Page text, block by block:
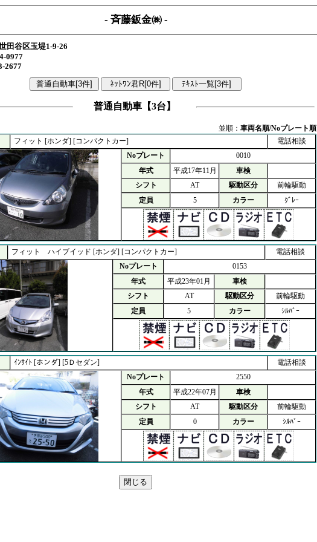
- 斉藤鈑金㈱ -
田谷区玉堤1-9-26
0977
2677
普通自動車【3台】
並順： 車両名順/Noプレート順
フィット [ホンダ] [コンパクトカー]
電話相談
Noプレート
0010
年式
平成17年11月
車検
シフト
AT 駆動区分
前輪駆動
定員
5 カラー ｸﾞﾚｰ
フィット ハイブイッド [ホンダ] [コンパクトカー]
電話相談
Noプレート
0153
年式
平成23年01月
車検
シフト
AT 駆動区分
前輪駆動
定員
5 カラー ｼﾙﾊﾞｰ
ｲﾝｻｲﾄ [ホンダ] [5Ｄセダン]
電話相談
Noプレート
2550
年式
平成22年07月
車検
シフト
AT 駆動区分
前輪駆動
定員
0 カラー ｼﾙﾊﾞｰ